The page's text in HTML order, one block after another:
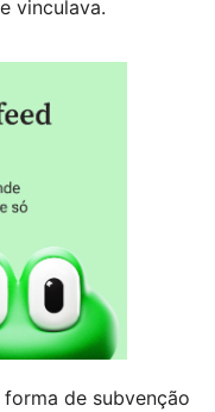
vinculava.
de subvenção